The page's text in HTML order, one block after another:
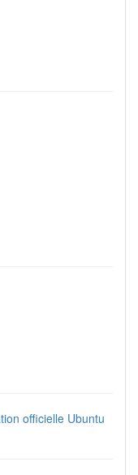
officielle Ubuntu